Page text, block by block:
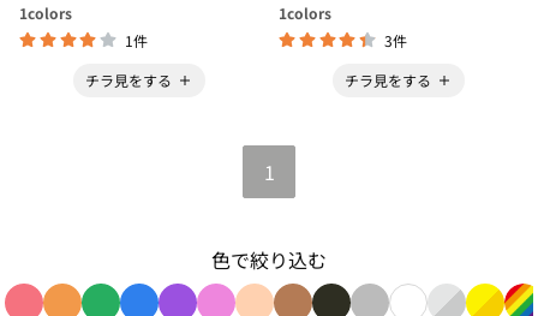
1colors
1件
チラ見をする
1colors
3件
チラ見をする
1
色で絞り込む